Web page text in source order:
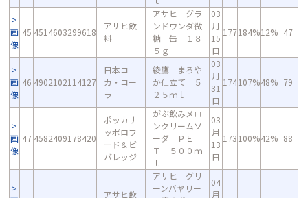
画
像
45 4514603299618
アサヒ飲
料
アサヒ グラ
ンドワンダ微
糖 缶 １８
５ｇ
03
月
15
日
177184%12% 47
画
像
46 4902102114127
日本コ
カ・コー
ラ
綾鷹 まろや
か仕立て ５
２５ｍｌ
03
月
31
日
174107%48% 79
画
像
47 4582409178420
ポッカサ
ッポロフ
ード＆ビ
バレッジ
がぶ飲みメロ
ンクリームソ
ーダ ＰＥ
Ｔ ５００ｍ
ｌ
03
月
13
日
173100%42% 88
アサヒ飲
アサヒ グリ
ーンバヤリー
04
月